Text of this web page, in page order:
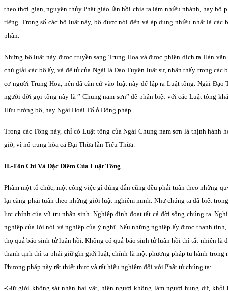
theo thời gian, nguyên thủy Phật giáo lần hồi chia ra làm nhiều nhánh, hay bộ
riêng. Trong số các bộ luật này, bộ được nói đến và áp dụng nhiều nhất là các
phần.
Những bộ luật này được truyền sang Trung Hoa và được phiên dịch ra Hán
chú giải các bộ ấy, và đệ tử của Ngài là Ðạo Tuyên luật sư, nhận thấy trong các
cơ người Trung Hoa, nên đã căn cứ vào luật này để lập ra Luật tông. Ngài Ðạo
người đời gọi tông này là ” Chung nam sơn” để phân biệt với các Luật tông
Hữu tướng bộ, hay Ngài Hoài Tố ở Ðông pháp.
Trong các Tông này, chỉ có Luật tông của Ngài Chung nam sơn là thịnh hành
giờ, vì nó trung hòa cả Ðại Thừa lẫn Tiểu Thừa.
II.-Tôn Chỉ Và Ðặc Ðiểm Của Luật Tông
Phàm một tổ chức, một công việc gì đúng đắn cũng đều phải tuân theo những
lại càng phải tuân theo những giới luật nghiêm minh. Như chúng ta đã biết
lực chính của vũ trụ nhân sinh. Nghiệp định đoạt tất cả đời sống chúng ta.
nghiệp của lời nói và nghiệp của ý nghĩ. Nếu những nghiệp ấy được thanh
thọ quả báo sinh tử luân hồi. Không có quả báo sinh tử luân hồi thì tất nhiên là
thanh tịnh thì ta phải giữ gìn giới luật, chính là một phương pháp tu hành trong
Phương pháp này rất thiết thực và rất hiệu nghiệm đối với Phật tử chúng ta:
-Giữ giới không sát nhân hại vật, hiện người không làm người hung dữ,